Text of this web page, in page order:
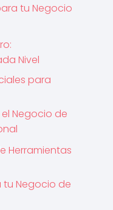
tu Negocio
Nivel
para
Negocio de
Herramientas
tu Negocio de